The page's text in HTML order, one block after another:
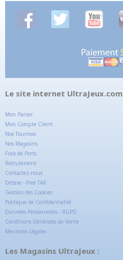
Le site internet UltraJeux.com
Mon Panier
Mon Compte Client
Nos Tournois
Nos Magasins
Frais de Ports
Recrutement
Contactez-nous
Détaxe - Free TAX
Gestion des Cookies
Politique de Confidentialité
Données Personnelles - RGPD
Conditions Générales de Vente
Mentions Légales
Les Magasins UltraJeux :